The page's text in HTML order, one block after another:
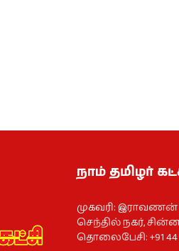
நாம் தமிழர்
முகவரி: இராவணன்
செந்தில் நகர்,
தொலைபேசி: +91 44